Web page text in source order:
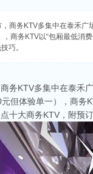
商务KTV多集中在泰禾广
商务KTV以“包厢最低消
巧。
务KTV多集中在泰禾
但体验单一），商务
十大商务KTV，附预